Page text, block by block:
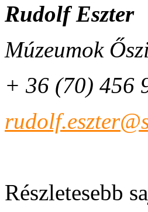
Rudolf Eszter
Múzeumok
+ 36 (70) 456
Részletesebb